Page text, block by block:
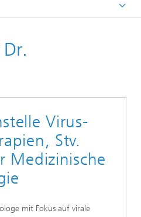
Virus-
Stv.
Medizinische
mit Fokus auf virale